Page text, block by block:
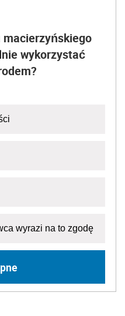
wykorzystać
wyrazi na to zgodę